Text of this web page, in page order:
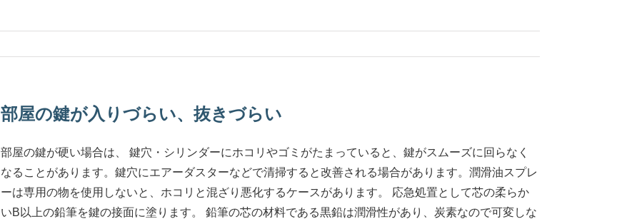
部屋の鍵が入りづらい、抜きづらい
部屋の鍵が硬い場合は、 鍵穴・シリンダーにホコリやゴミがたまっていると、鍵がスムーズに回らなく
なることがあります。鍵穴にエアーダスターなどで清掃すると改善される場合があります。潤滑油スプレ
ーは専用の物を使用しないと、ホコリと混ざり悪化するケースがあります。 応急処置として芯の柔らか
いB以上の鉛筆を鍵の接面に塗ります。 鉛筆の芯の材料である黒鉛は潤滑性があり、炭素なので可変しな